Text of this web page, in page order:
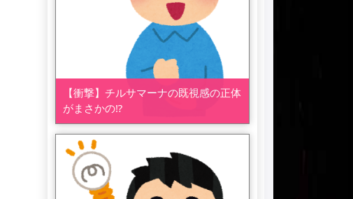
【衝撃】チルサマーナの既視感の正体
がまさかの⁉️